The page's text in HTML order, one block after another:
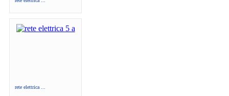
rete elettrica ...